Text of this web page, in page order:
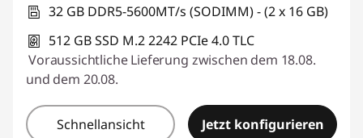
32 GB DDR5-5600MT/s (SODIMM) - (2 x 16 GB)
512 GB SSD M.2 2242 PCIe 4.0 TLC
Voraussichtliche Lieferung zwischen dem 18.08.
und dem 20.08.
Schnellansicht Jetzt konfigurieren